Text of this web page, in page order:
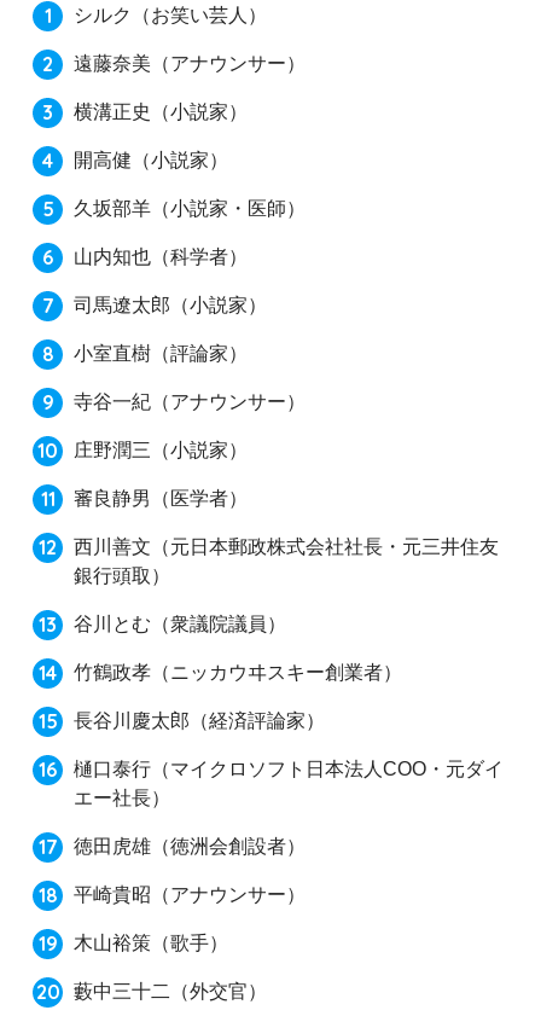
シルク （お笑い芸人）
遠藤奈美 （アナウンサー）
横溝正史 （小説家）
開高健 （小説家）
久坂部羊 （小説家・医師）
山内知也 （科学者）
司馬遼太郎 （小説家）
小室直樹 （評論家）
寺谷一紀 （アナウンサー）
庄野潤三 （小説家）
審良静男 （医学者）
西川善文 （元日本郵政株式会社社長・元三井住友
銀行頭取）
谷川とむ （衆議院議員）
竹鶴政孝 （ニッカウヰスキー創業者）
長谷川慶太郎 （経済評論家）
樋口泰行 （マイクロソフト日本法人COO・元ダイ
エー社長）
徳田虎雄 （徳洲会創設者）
平崎貴昭 （アナウンサー）
木山裕策 （歌手）
藪中三十二 （外交官）